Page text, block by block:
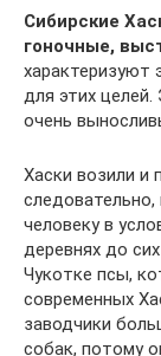
Сибирские
гоночные,
характеризуют
для этих
очень
Хаски возили и
человеку в
деревнях до
Чукотке псы,
современных
заводчики
собак, потому